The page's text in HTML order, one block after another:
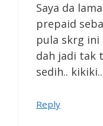
Saya da
prepaid
pula skrg ini
dah jadi tak
sedih.. kikiki..
Reply